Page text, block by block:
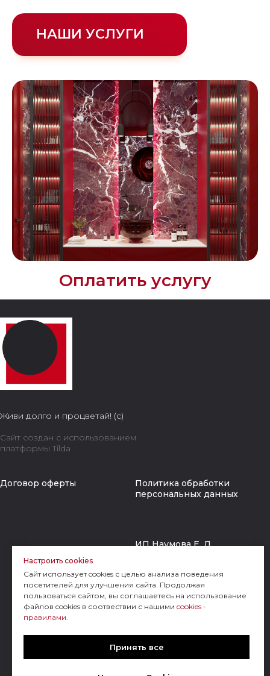
НАШИ УСЛУГИ
Оплатить услугу
Живи долго и процветай! (с)
Сайт создан с использованием
платформы Tilda
Договор оферты
Политика обработки
персональных данных
ИП Наумова Е. Д.
772318479488
ОГРН 321774600511998
г. Москва
+7 (999) 985-0505
Настроить cookies
Сайт использует cookies с целью анализа поведения
посетителей для улучшения сайта. Продолжая
пользоваться сайтом, вы соглашаетесь на использование
файлов cookies в соотвествии с нашими cookies -
правилами.
Принять все